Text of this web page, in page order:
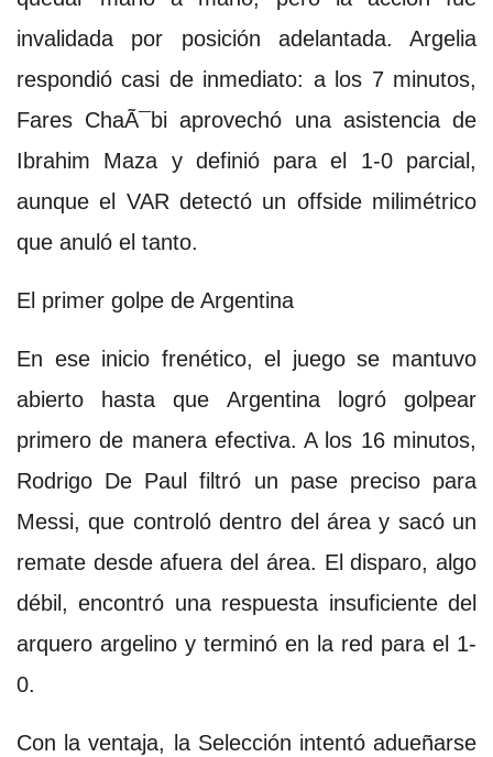
invalidada por posición adelantada. Argelia
respondió casi de inmediato: a los 7 minutos,
Fares ChaÃ¯bi aprovechó una asistencia de
Ibrahim Maza y definió para el 1-0 parcial,
aunque el VAR detectó un offside milimétrico
que anuló el tanto.
El primer golpe de Argentina
En ese inicio frenético, el juego se mantuvo
abierto hasta que Argentina logró golpear
primero de manera efectiva. A los 16 minutos,
Rodrigo De Paul filtró un pase preciso para
Messi, que controló dentro del área y sacó un
remate desde afuera del área. El disparo, algo
débil, encontró una respuesta insuficiente del
arquero argelino y terminó en la red para el 1-
0.
Con la ventaja, la Selección intentó adueñarse